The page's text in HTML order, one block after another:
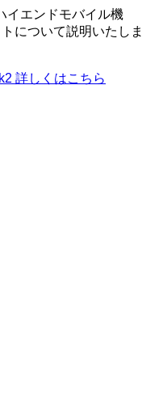
イエンドモバイル機
について説明いたしま
詳しくはこちら